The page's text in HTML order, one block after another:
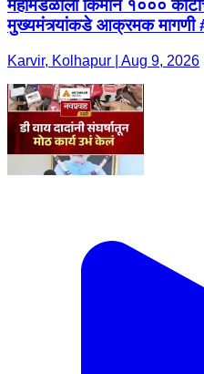
महामंडळाला किमान १०००
मुख्यमंत्र्यांकडे आक्रमक
Karvir, Kolhapur | Aug 9, 2026